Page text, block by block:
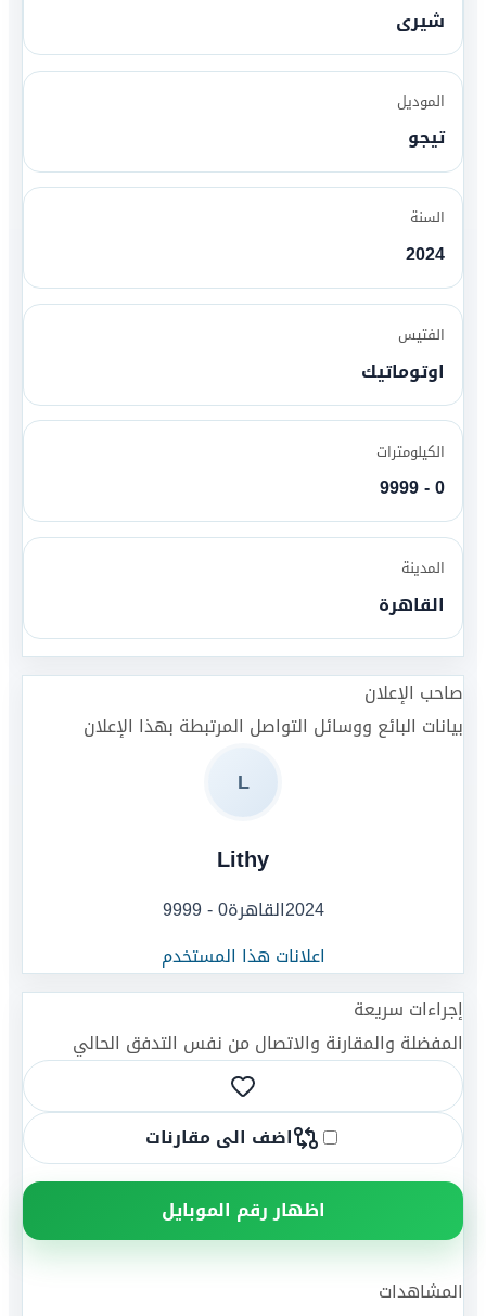
شيرى
الموديل
تيجو
السنة
2024
الفتيس
اوتوماتيك
الكيلومترات
0 - 9999
المدينة
القاهرة
صاحب الإعلان
بيانات البائع ووسائل التواصل المرتبطة بهذا الإعلان
L
Lithy
2024القاهرة0 - 9999
اعلانات هذا المستخدم
إجراءات سريعة
المفضلة والمقارنة والاتصال من نفس التدفق الحالي
اضف الى مقارنات
اظهار رقم الموبايل
المشاهدات